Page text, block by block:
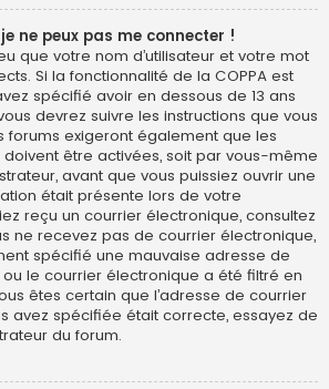
ne peux pas me connecter !
que votre nom d’utilisateur et votre mot
Si la fonctionnalité de la COPPA est
spécifié avoir en dessous de 13 ans
devrez suivre les instructions que vous
forums exigeront également que les
doivent être activées, soit par vous-même
avant que vous puissiez ouvrir une
était présente lors de votre
reçu un courrier électronique, consultez
ne recevez pas de courrier électronique,
spécifié une mauvaise adresse de
le courrier électronique a été filtré en
êtes certain que l’adresse de courrier
avez spécifiée était correcte, essayez de
du forum.